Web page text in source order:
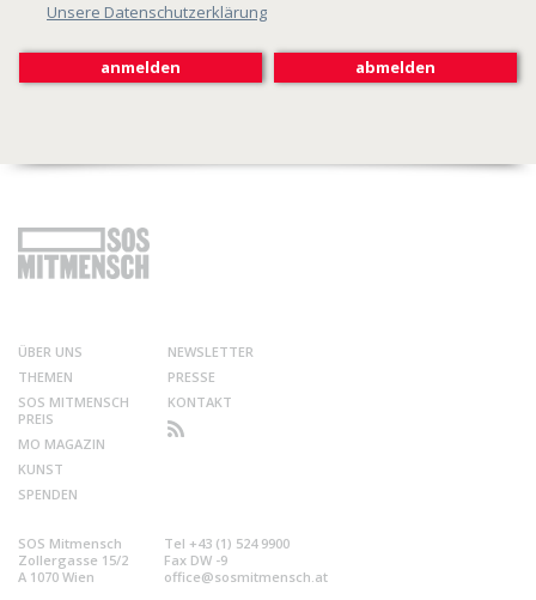
Unsere Datenschutzerklärung
ÜBER UNS
THEMEN
SOS MITMENSCH
PREIS
MO MAGAZIN
KUNST
SPENDEN
NEWSLETTER
PRESSE
KONTAKT
SOS Mitmensch
Zollergasse 15/2
A 1070 Wien
Tel +43 (1) 524 9900
Fax DW -9
office@sosmitmensch.at